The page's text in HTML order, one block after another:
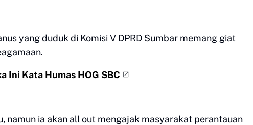
yang duduk di Komisi V DPRD Sumbar memang giat
Ini Kata Humas HOG SBC
namun ia akan all out mengajak masyarakat perantauan